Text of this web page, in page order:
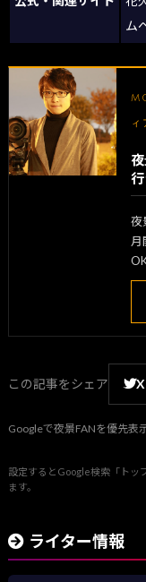
ム
ィ
夜
月
OK
この記事をシェア
Googleで夜景FANを優先表
設定するとGoogle検索「トッ
ます。
ライター情報